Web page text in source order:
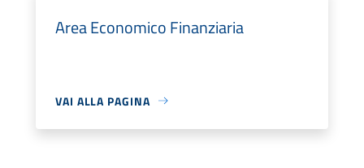
Area Economico Finanziaria
VAI ALLA PAGINA